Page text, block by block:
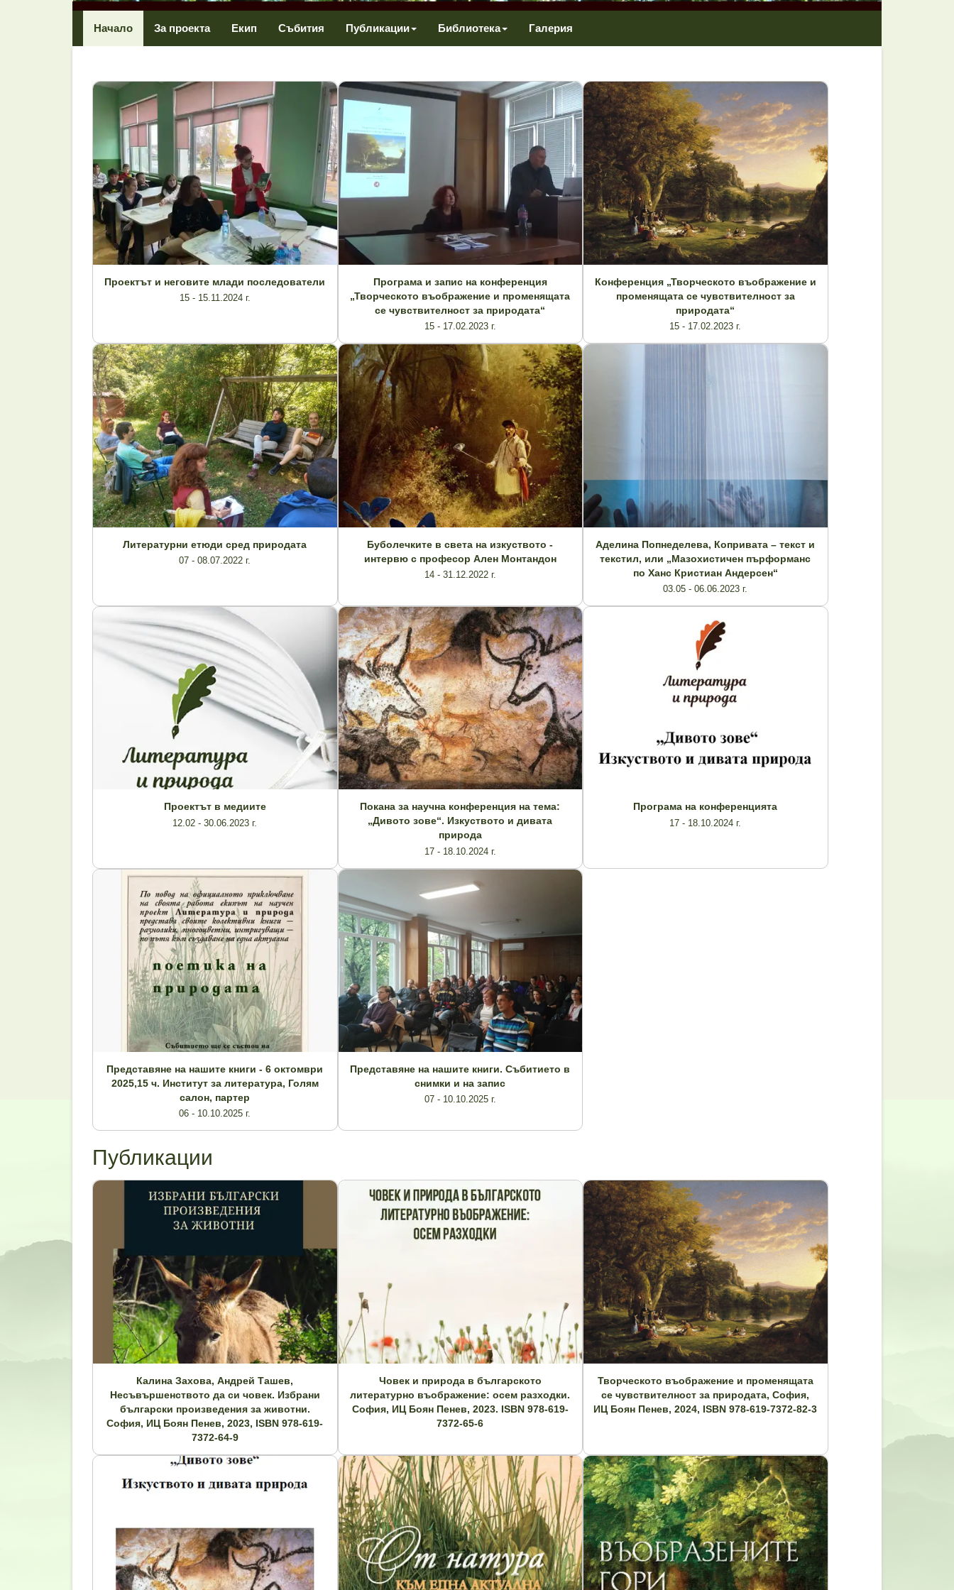
Начало За проекта Екип Събития Публикации Библиотека Галерия
Проектът и неговите млади последователи
15 - 15.11.2024 г.
Програма и запис на конференция
„Творческото въображение и променящата
се чувствителност за природата“
15 - 17.02.2023 г.
Конференция „Творческото въображение и
променящата се чувствителност за
природата“
15 - 17.02.2023 г.
Литературни етюди сред природата
07 - 08.07.2022 г.
Буболечките в света на изкуството -
интервю с професор Ален Монтандон
14 - 31.12.2022 г.
Аделина Попнеделева, Копривата – текст и
текстил, или „Мазохистичен пърформанс
по Ханс Кристиан Андерсен“
03.05 - 06.06.2023 г.
Проектът в медиите
12.02 - 30.06.2023 г.
Покана за научна конференция на тема:
„Дивото зове“. Изкуството и дивата
природа
17 - 18.10.2024 г.
Програма на конференцията
17 - 18.10.2024 г.
Представяне на нашите книги - 6 октомври
2025,15 ч. Институт за литература, Голям
салон, партер
06 - 10.10.2025 г.
Представяне на нашите книги. Събитието в
снимки и на запис
07 - 10.10.2025 г.
Публикации
Калина Захова, Андрей Ташев,
Несъвършенството да си човек. Избрани
български произведения за животни.
София, ИЦ Боян Пенев, 2023, ISBN 978-619-
7372-64-9
Човек и природа в българското
литературно въображение: осем разходки.
София, ИЦ Боян Пенев, 2023. ISBN 978-619-
7372-65-6
Творческото въображение и променящата
се чувствителност за природата, София,
ИЦ Боян Пенев, 2024, ISBN 978-619-7372-82-3